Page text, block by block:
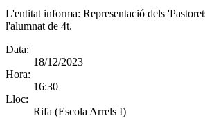
L'entitat informa: Representació dels
l'alumnat de 4t.
Data:
18/12/2023
Hora:
16:30
Lloc:
Rifa (Escola Arrels I)